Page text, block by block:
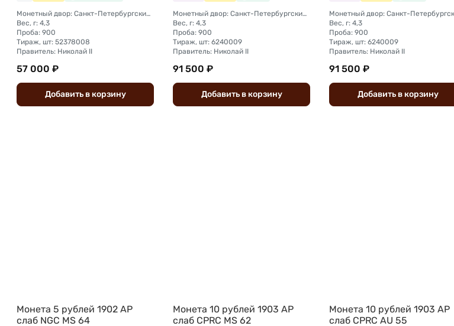
Монетный двор: Санкт-Петербургский монетный двор
Вес, г: 4,3
Проба: 900
Тираж, шт: 52378008
Правитель: Николай II
57 000 ₽
Добавить вкорзину
Монетный двор: Санкт-Петербургский монетный двор
Вес, г: 4,3
Проба: 900
Тираж, шт: 6240009
Правитель: Николай II
91 500 ₽
Добавить вкорзину
Вес, г: 4,3
Проба: 900
Тираж, шт: 6240009
Правитель: Николай II
91 500 ₽
Добавить вкорзину
Монета 5 рублей 1902 АР
слаб NGC MS 64
Монета 10 рублей 1903 АР
слаб CPRC MS 62
Монета 10 рублей 1903 АР
слаб CPRC AU 55